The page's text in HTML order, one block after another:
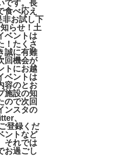
です。長
食べ応え
非お試し下
らせ！土
ベントは
！たくさ
誠に有難
回機会が
トにお越
ベントは
容のとお
施設の知
ので次回
ンスタの
、
登録くだ
ントなど
それでは
お過ごし